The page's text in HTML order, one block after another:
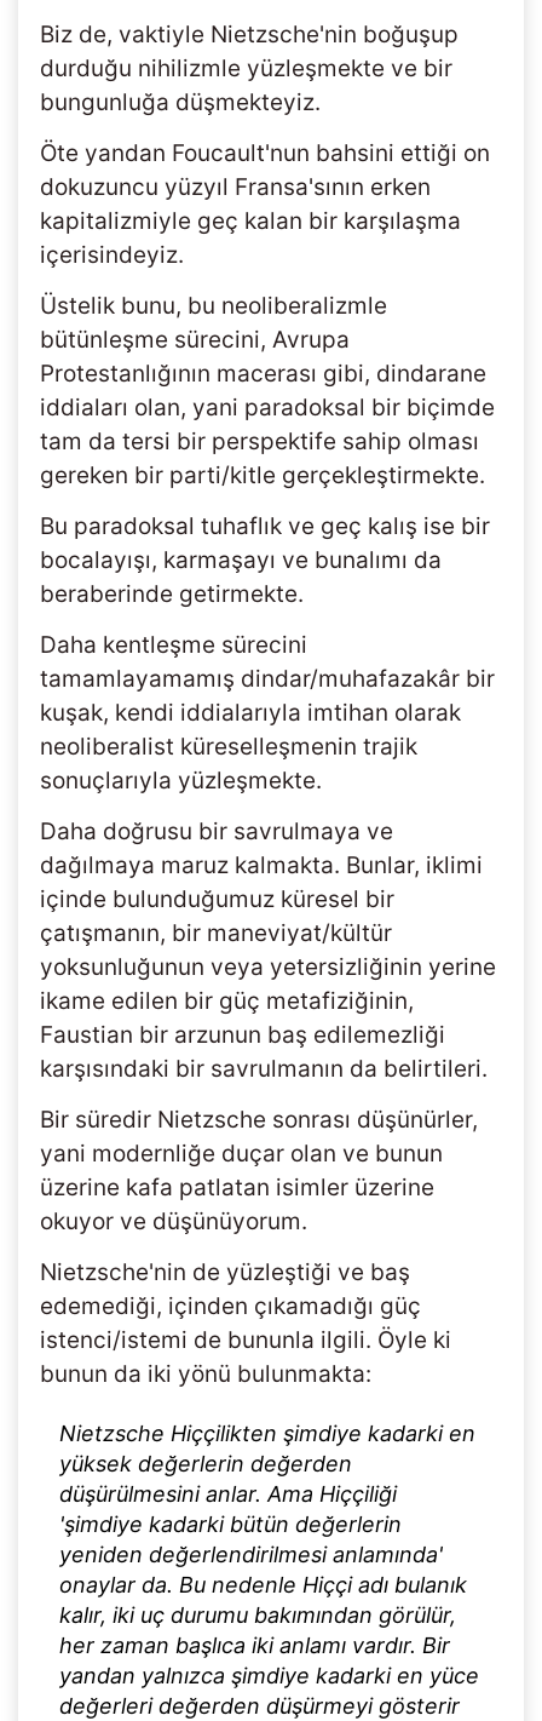
Biz de, vaktiyle Nietzsche'nin boğuşup
durduğu nihilizmle yüzleşmekte ve bir
bungunluğa düşmekteyiz.
Öte yandan Foucault'nun bahsini ettiği on
dokuzuncu yüzyıl Fransa'sının erken
kapitalizmiyle geç kalan bir karşılaşma
içerisindeyiz.
Üstelik bunu, bu neoliberalizmle
bütünleşme sürecini, Avrupa
Protestanlığının macerası gibi, dindarane
iddiaları olan, yani paradoksal bir biçimde
tam da tersi bir perspektife sahip olması
gereken bir parti/kitle gerçekleştirmekte.
Bu paradoksal tuhaflık ve geç kalış ise bir
bocalayışı, karmaşayı ve bunalımı da
beraberinde getirmekte.
Daha kentleşme sürecini
tamamlayamamış dindar/muhafazakâr bir
kuşak, kendi iddialarıyla imtihan olarak
neoliberalist küreselleşmenin trajik
sonuçlarıyla yüzleşmekte.
Daha doğrusu bir savrulmaya ve
dağılmaya maruz kalmakta. Bunlar, iklimi
içinde bulunduğumuz küresel bir
çatışmanın, bir maneviyat/kültür
yoksunluğunun veya yetersizliğinin yerine
ikame edilen bir güç metafiziğinin,
Faustian bir arzunun baş edilemezliği
karşısındaki bir savrulmanın da belirtileri.
Bir süredir Nietzsche sonrası düşünürler,
yani modernliğe duçar olan ve bunun
üzerine kafa patlatan isimler üzerine
okuyor ve düşünüyorum.
Nietzsche'nin de yüzleştiği ve baş
edemediği, içinden çıkamadığı güç
istenci/istemi de bununla ilgili. Öyle ki
bunun da iki yönü bulunmakta:
Nietzsche Hiççilikten şimdiye kadarki en
yüksek değerlerin değerden
düşürülmesini anlar. Ama Hiççiliği
'şimdiye kadarki bütün değerlerin
yeniden değerlendirilmesi anlamında'
onaylar da. Bu nedenle Hiççi adı bulanık
kalır, iki uç durumu bakımından görülür,
her zaman başlıca iki anlamı vardır. Bir
yandan yalnızca şimdiye kadarki en yüce
değerleri değerden düşürmeyi gösterir